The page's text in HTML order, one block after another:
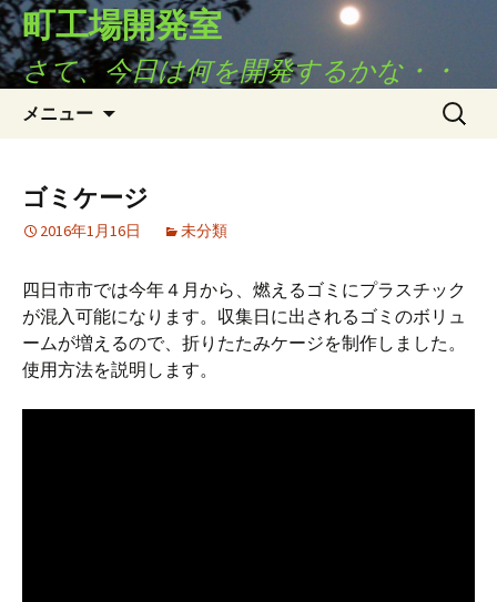
コ
ン
テ
ン
へ
町工場開発室
さて、今日は何を開発するかな・・
メニュー
検
索:
ゴミケージ
2016年1月16日 未分類
四日市市では今年４月から、燃えるゴミにプラスチック
が混入可能になります。収集日に出されるゴミのボリュ
ームが増えるので、折りたたみケージを制作しました。
使用方法を説明します。